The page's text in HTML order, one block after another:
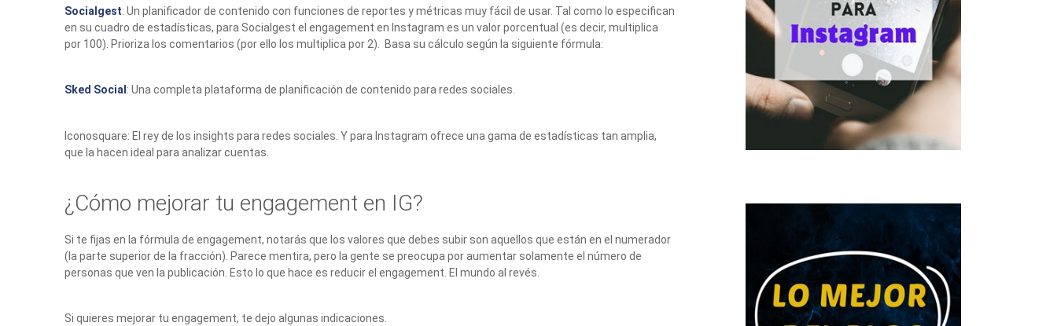
Socialgest: Un planificador de contenido con funciones de reportes y métricas muy fácil de usar. Tal como lo especifican
en su cuadro de estadísticas, para Socialgest el engagement en Instagram es un valor porcentual (es decir, multiplica
por 100). Prioriza los comentarios (por ello los multiplica por 2). Basa su cálculo según la siguiente fórmula:
Sked Social : Una completa plataforma de planificación de contenido para redes sociales.
Iconosquare: El rey de los insights para redes sociales. Y para Instagram ofrece una gama de estadísticas tan amplia,
que la hacen ideal para analizar cuentas.
¿Cómo mejorar tu engagement en IG?
Si te fijas en la fórmula de engagement, notarás que los valores que debes subir son aquellos que están en el numerador
(la parte superior de la fracción). Parece mentira, pero la gente se preocupa por aumentar solamente el número de
personas que ven la publicación. Esto lo que hace es reducir el engagement. El mundo al revés.
Si quieres mejorar tu engagement, te dejo algunas indicaciones.